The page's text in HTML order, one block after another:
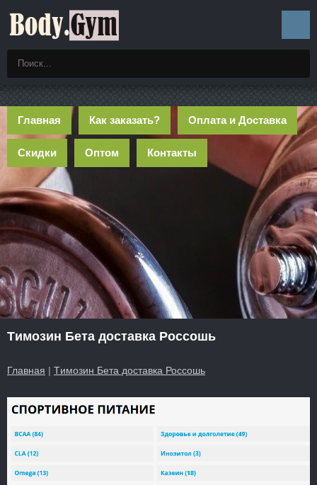
Главная Как заказать? Оплата и Доставка
Скидки Оптом Контакты
Tимозин Бета доставка Россошь
Главная | Tимозин Бета доставка Россошь